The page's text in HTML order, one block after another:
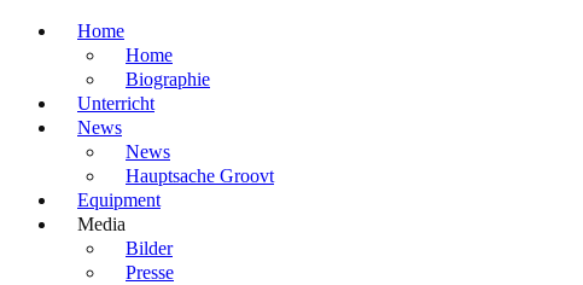
Home
Home
Biographie
Unterricht
News
News
Hauptsache Groovt
Equipment
Media
Bilder
Presse